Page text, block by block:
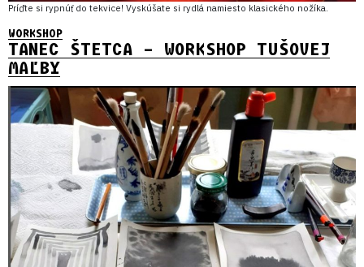
Príďte si rypnúť do tekvice! Vyskúšate si rydlá namiesto klasického nožíka.
WORKSHOP
TANEC ŠTETCA – WORKSHOP TUŠOVEJ
MAĽBY